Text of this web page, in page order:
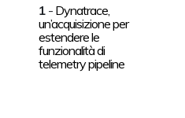
1- Dynatrace,
un’acquisizione per
estendere le
funzionalità di
telemetry pipeline